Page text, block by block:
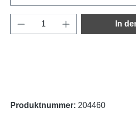
Produkt Anzahl: Gib In
Produktnummer: 204460